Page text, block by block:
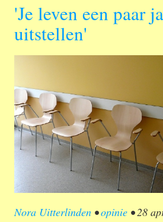
'Je leven een paar
uitstellen'
Nora Uitterlinden •opinie •28